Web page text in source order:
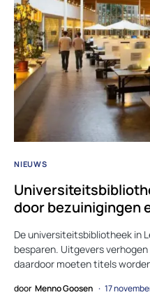
NIEUWS
door bezuinigingen
De universiteitsbibliotheek in
besparen. Uitgevers
daardoor moeten titels
door Menno Goosen 17